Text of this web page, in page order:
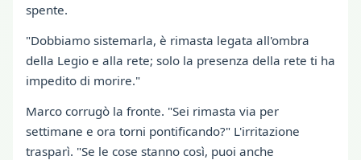
spente.
"Dobbiamo sistemarla, è rimasta legata all'ombra
della Legio e alla rete; solo la presenza della rete ti ha
impedito di morire."
Marco corrugò la fronte. "Sei rimasta via per
settimane e ora torni pontificando?" L'irritazione
trasparì. "Se le cose stanno così, puoi anche